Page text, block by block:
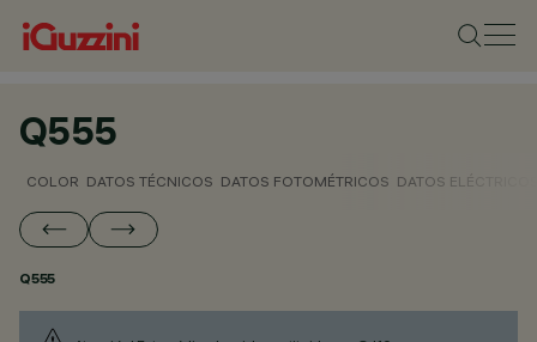
Q555
COLOR DATOS TÉCNICOS DATOS FOTOMÉTRICOS DATOS
Q555